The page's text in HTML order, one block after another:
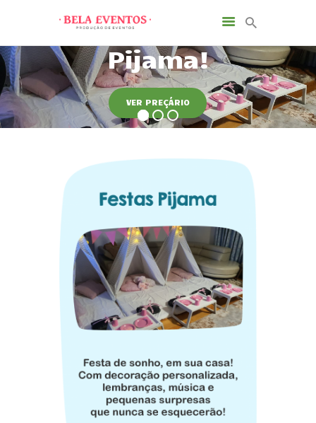
INÍCIO
SERVIÇOS
NOTÍCIAS
CONTACTOS
VER PREÇÁRIO